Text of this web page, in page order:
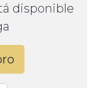
disponible